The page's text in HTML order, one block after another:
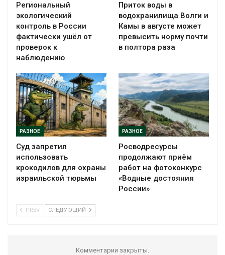
Региональный
экологический
контроль в России
фактически ушёл от
проверок к
наблюдению
Приток воды в
водохранилища Волги и
Камы в августе может
превысить норму почти
в полтора раза
РАЗНОЕ
Суд запретил
использовать
крокодилов для охраны
израильской тюрьмы
РАЗНОЕ
Росводресурсы
продолжают приём
работ на фотоконкурс
«Водные достояния
России»
PREV СЛЕДУЮЩИЙ
Комментарии закрыты.